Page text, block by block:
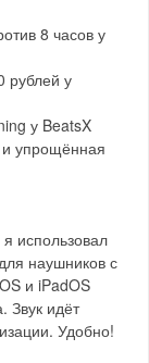
8 часов у
рублей у
у BeatsX
и упрощённая
использовал
наушников с
и iPadOS
Звук идёт
Удобно!